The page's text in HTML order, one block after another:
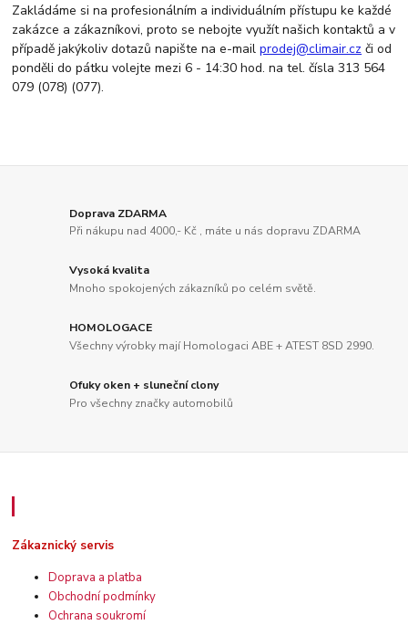
Zakládáme si na profesionálním a individuálním přístupu ke každé
zakázce a zákazníkovi, proto se nebojte využít našich kontaktů a v
případě jakýkoliv dotazů napište na e-mailprodej@climair.cz či od
ponděli do pátku volejte mezi 6 - 14:30 hod. na tel. čísla 313 564
079 (078) (077).
Doprava ZDARMA
Při nákupu nad 4000,- Kč , máte u nás dopravu ZDARMA
Vysoká kvalita
Mnoho spokojených zákazníků po celém světě.
HOMOLOGACE
Všechny výrobky mají Homologaci ABE + ATEST 8SD 2990.
Ofuky oken + sluneční clony
Pro všechny značky automobilů
Zákaznický servis
Doprava a platba
Obchodní podmínky
Ochrana soukromí